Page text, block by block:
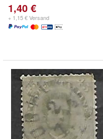
1,40 €
+ 1,15 € Versand